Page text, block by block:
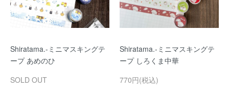
Shiratama.-ミニマスキングテ
ープ あめのひ
SOLD OUT
Shiratama.-ミニマスキングテ
ープ しろくま中華
770円(税込)